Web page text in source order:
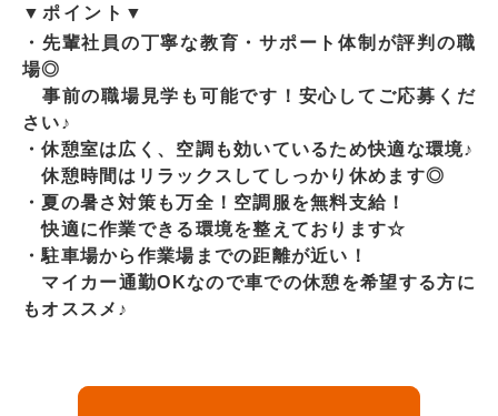
▼ポイント▼
・先輩社員の丁寧な教育・サポート体制が評判の職
場◎
事前の職場見学も可能です！安心してご応募くだ
さい♪
・休憩室は広く、空調も効いているため快適な環境♪
休憩時間はリラックスしてしっかり休めます◎
・夏の暑さ対策も万全！空調服を無料支給！
快適に作業できる環境を整えております☆
・駐車場から作業場までの距離が近い！
マイカー通勤OKなので車での休憩を希望する方に
もオススメ♪